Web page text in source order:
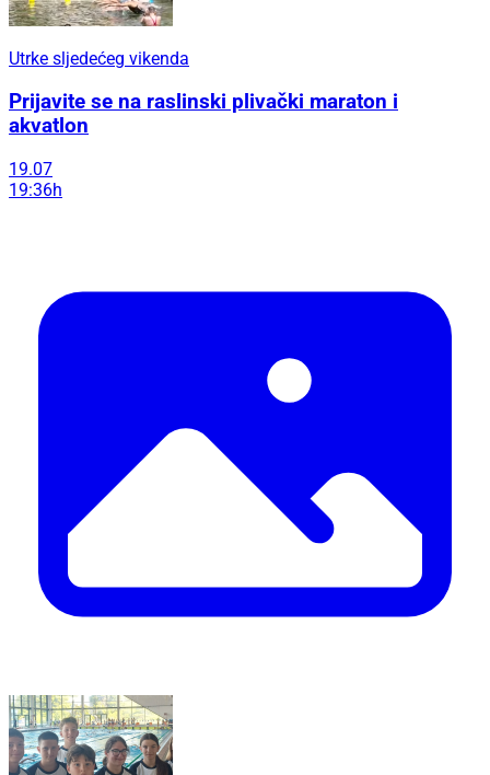
Utrke sljedećeg vikenda
Prijavite se na raslinski plivački maraton i
akvatlon
19.07
19:36h